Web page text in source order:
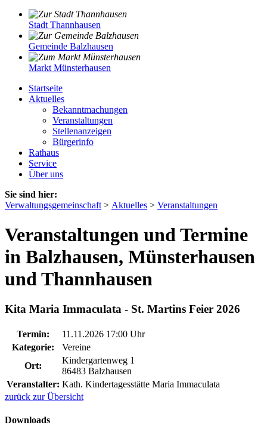
Stadt Thannhausen
Gemeinde Balzhausen
Markt Münsterhausen
Startseite
Aktuelles
Bekanntmachungen
Veranstaltungen
Stellenanzeigen
Bürgerinfo
Rathaus
Service
Über uns
Sie sind hier:
Verwaltungsgemeinschaft > Aktuelles > Veranstaltungen
Veranstaltungen und Termine
in Balzhausen, Münsterhausen
und Thannhausen
Kita Maria Immaculata - St. Martins Feier 2026
Termin:
11.11.2026 17:00 Uhr
Kategorie:
Vereine
Ort:
Kindergartenweg 1
86483 Balzhausen
Veranstalter: Kath. Kindertagesstätte Maria Immaculata
zurück zur Übersicht
Downloads